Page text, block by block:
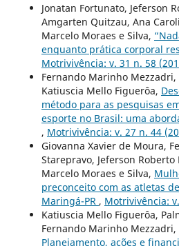
Jonatan Fortunato, Jeferson
Amgarten Quitzau, Ana
Marcelo Moraes e Silva,
enquanto prática corporal
Motrivivência: v. 31 n. 58
Fernando Marinho
Katiuscia Mello Figuerôa,
método para as pesquisas
esporte no Brasil: uma
, Motrivivência: v. 27 n. 44
Giovanna Xavier de Moura,
Starepravo, Jeferson
Marcelo Moraes e Silva,
preconceito com as atletas
Maringá-PR , Motrivivência:
Katiuscia Mello Figuerôa,
Fernando Marinho
Planejamento, ações e